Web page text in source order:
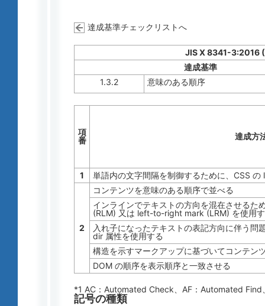
達成基準チェックリストへ
JIS X 8341-3:2016
達成基準
1.3.2
意味のある順序
項
番
達成方
1 単語内の文字間隔を制御するために、CSS
2
コンテンツを意味のある順序で並べる
インラインでテキストの方向を混在させる
(RLM) 又は left-to-right mark (LRM) を使用
入れ子になったテキストの表記方向に伴う問
dir 属性を使用する
構造を示すマークアップに基づいてコンテン
DOM の順序を表示順序と一致させる
*1 AC： Automated Check 、AF： Automated Find
記号の種類